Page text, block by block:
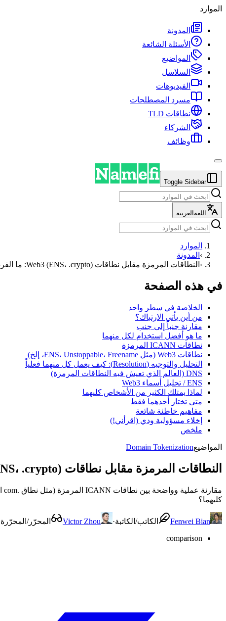
الموارد
المدونة
الأسئلة الشائعة
المواضيع
السلاسل
الفيديوهات
مسرد المصطلحات
نطاقات TLD
الشركاء
وظائف
Toggle Sidebar
اللغة العربية
الموارد
› المدونة
› النطاقات المرمزة مقابل نطاقات Web3 (ENS، .crypto): ما الفرق؟
في هذه الصفحة
الخلاصة في سطر واحد
من أين يأتي الارتباك؟
مقارنة جنباً إلى جنب
ما هو أفضل استخدام لكل منهما
نطاقات ICANN المرمزة
نطاقات Web3 (مثل ENS، Unstoppable، Freename، إلخ)
التحليل والتوجيه (Resolution): كيف يعمل كل منهما فعلياً
DNS (العالم الذي تعيش فيه النطاقات المرمزة)
ENS / تحليل أسماء Web3
لماذا يمتلك الكثير من الأشخاص كليهما
متى تختار أحدهما فقط
مفاهيم خاطئة شائعة
إخلاء مسؤولية ودي (اقرأني!)
ملخص
المواضيعDomain Tokenization
النطاقات المرمزة مقابل نطاقات Web3 (ENS، .crypto): ما الفرق؟
كليهما؟
Fenwei Bian الكاتب/الكاتبة·
Victor Zhou المحرّر/المحرّرة
comparison